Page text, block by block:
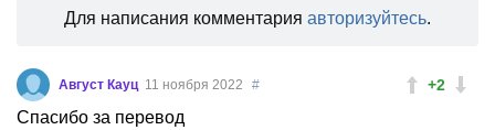
Для написания комментария авторизуйтесь.
+2
Август Кауц 11 ноября 2022 #
Спасибо за перевод